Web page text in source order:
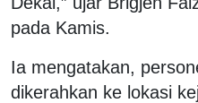
pada Kamis.
Ia mengatakan,
dikerahkan ke lokasi